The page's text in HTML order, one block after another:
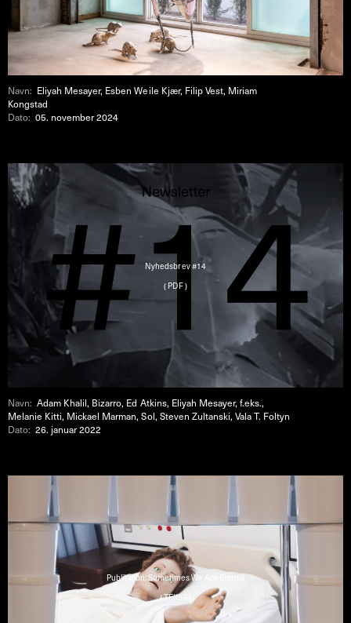
Navn: Eliyah Mesayer, Esben Weile Kjær, Filip Vest, Miriam
Kongstad
Dato:05. november 2024
Nyhedsbrev #14
( PDF )
Navn:Adam Khalil, Bizarro, Ed Atkins, Eliyah Mesayer, f.eks.,
Melanie Kitti, Mickael Marman, Sol, Steven Zultanski, Vala T. Foltyn
Dato:26. januar 2022
Publikation: Sometimes We Are Eternal
( TEKST )